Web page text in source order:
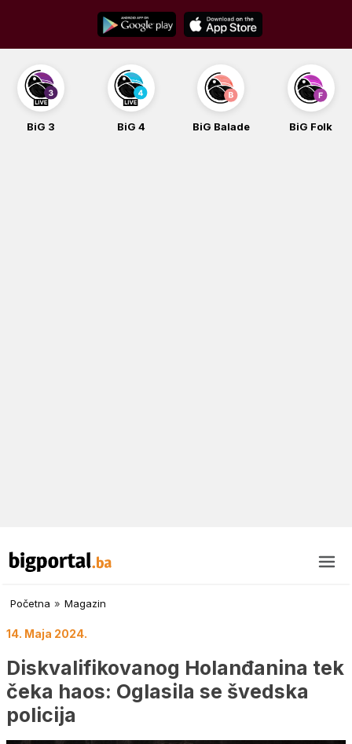
content
BiG 3 BiG 4 BiG Balade BiG Folk
Početna » Magazin
14. Maja 2024.
Diskvalifikovanog Holanđanina tek
čeka haos: Oglasila se švedska
policija